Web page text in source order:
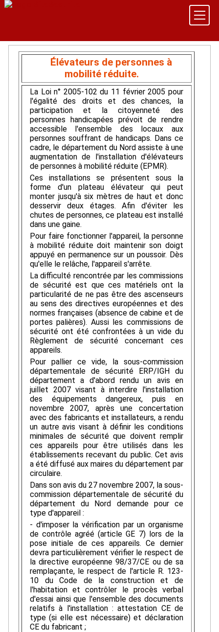
Élévateurs de personnes à
mobilité réduite.
La Loi n° 2005-102 du 11 février 2005 pour
l'égalité des droits et des chances, la
participation et la citoyenneté des
personnes handicapées prévoit de rendre
accessible l'ensemble des locaux aux
personnes souffrant de handicaps. Dans ce
cadre, le département du Nord assiste à une
augmentation de l'installation d'élévateurs
de personnes à mobilité réduite (EPMR).
Ces installations se présentent sous la
forme d'un plateau élévateur qui peut
monter jusqu'à six mètres de haut et donc
desservir deux étages. Afin d'éviter les
chutes de personnes, ce plateau est installé
dans une gaine.
Pour faire fonctionner l'appareil, la personne
à mobilité réduite doit maintenir son doigt
appuyé en permanence sur un poussoir. Dès
qu'elle le relâche, l'appareil s'arrête.
La difficulté rencontrée par les commissions
de sécurité est que ces matériels ont la
particularité de ne pas être des ascenseurs
au sens des directives européennes et des
normes françaises (absence de cabine et de
portes palières). Aussi les commissions de
sécurité ont été confrontées à un vide du
Règlement de sécurité concernant ces
appareils.
Pour pallier ce vide, la sous-commission
départementale de sécurité ERP/IGH du
département a d'abord rendu un avis en
juillet 2007 visant à interdire l'installation
des équipements dangereux, puis en
novembre 2007, après une concertation
avec des fabricants et installateurs, a rendu
un autre avis visant à définir les conditions
minimales de sécurité que doivent remplir
ces appareils pour être utilisés dans les
établissements recevant du public. Cet avis
a été diffusé aux maires du département par
circulaire.
Dans son avis du 27 novembre 2007, la sous-
commission départementale de sécurité du
département du Nord demande pour ce
type d'appareil :
- d'imposer la vérification par un organisme
de contrôle agréé (article GE 7) lors de la
pose initiale de ces appareils. Ce dernier
devra particulièrement vérifier le respect de
la directive européenne 98/37/CE ou de sa
remplaçante, le respect de l'article R. 123-
10 du Code de la construction et de
l'habitation et contrôler le procès verbal
d'essai ainsi que l'ensemble des documents
relatifs à l'installation : attestation CE de
type (si elle est nécessaire) et déclaration
CE du fabricant ;